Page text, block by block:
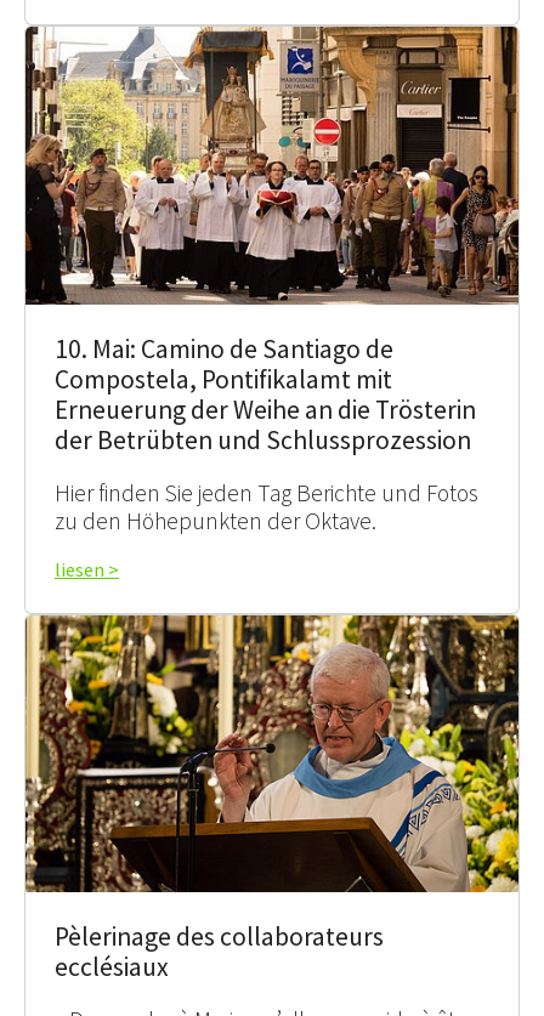
10. Mai: Camino de Santiago de
Compostela, Pontifikalamt mit
Erneuerung der Weihe an die Trösterin
der Betrübten und Schlussprozession
Hier finden Sie jeden Tag Berichte und Fotos
zu den Höhepunkten der Oktave.
liesen >
Pèlerinage des collaborateurs
ecclésiaux